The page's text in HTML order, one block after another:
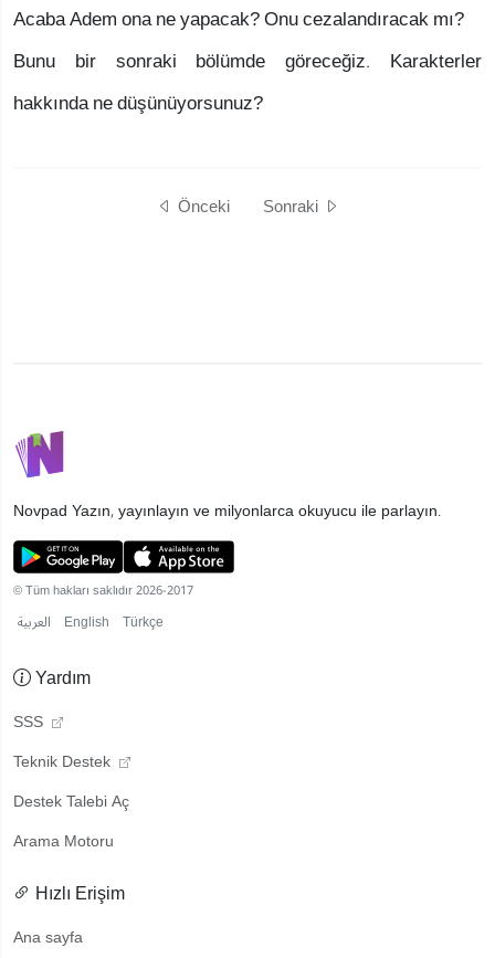
Acaba Adem ona ne yapacak? Onu cezalandıracak mı?
Bunu bir sonraki bölümde göreceğiz. Karakterler
hakkında ne düşünüyorsunuz?
Önceki Sonraki
NovpadYazın, yayınlayın ve milyonlarca okuyucu ile parlayın.
© Tüm hakları saklıdır 2026-2017
العربية English Türkçe
Yardım
SSS
Teknik Destek
Destek Talebi Aç
Arama Motoru
Hızlı Erişim
Ana sayfa